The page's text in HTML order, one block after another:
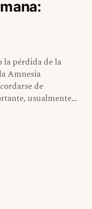
la pérdida de la
Amnesia
de
usualmente…